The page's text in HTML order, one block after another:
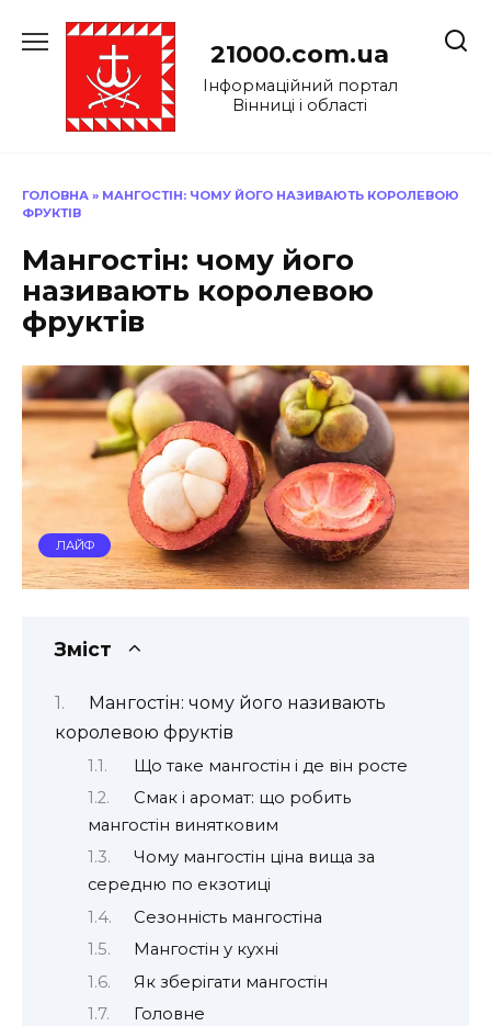
до
21000.com.ua
Інформаційний портал
Вінниці і області
ГОЛОВНА » МАНГОСТІН: ЧОМУ ЙОГО НАЗИВАЮТЬ КОРОЛЕВОЮ
ФРУКТІВ
Мангостін: чому його
називають королевою
фруктів
ЛАЙФ
Зміст
Мангостін: чому його називають
королевою фруктів
Що таке мангостін і де він росте
Смак і аромат: що робить
мангостін винятковим
Чому мангостін ціна вища за
середню по екзотиці
Сезонність мангостіна
Мангостін у кухні
Як зберігати мангостін
Головне